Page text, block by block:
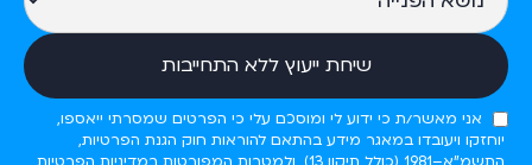
אני מאשר/ת כי ידוע לי ומוסכם עלי כי הפרטים שמסרתי ייאספו,
יוחזקו ויעובדו במאגר מידע בהתאם להוראות חוק הגנת הפרטיות,
התשמ"א–1981 (כולל תיקון 13), ולמטרות המפורטות
במדיניות הפרטיות